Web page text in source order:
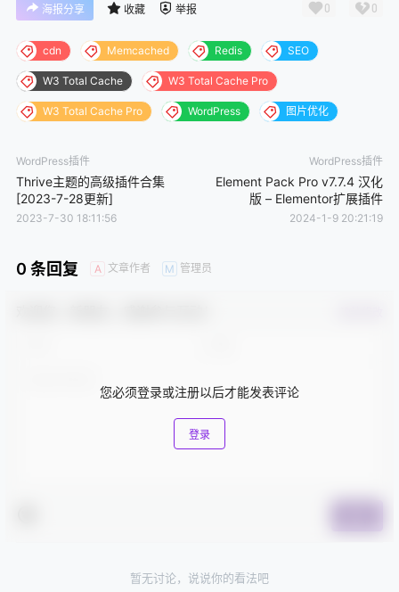
34.
WP-Optimize Premium v4.2.2 汉化版 – WP优化与
海报分享 收藏 举报 0 0
cdn Memcached Redis SEO
W3 Total Cache W3 Total Cache Pro
W3 Total Cache Pro WordPress 图片优化
WordPress插件
Thrive主题的高级插件合集
[2023-7-28更新]
2023-7-30 18:11:56
WordPress插件
Element Pack Pro v7.7.4 汉化
版 – Elementor扩展插件
2024-1-9 20:21:19
0 条回复 A 文章作者 M 管理员
您必须登录或注册以后才能发表评论
登录
暂无讨论，说说你的看法吧